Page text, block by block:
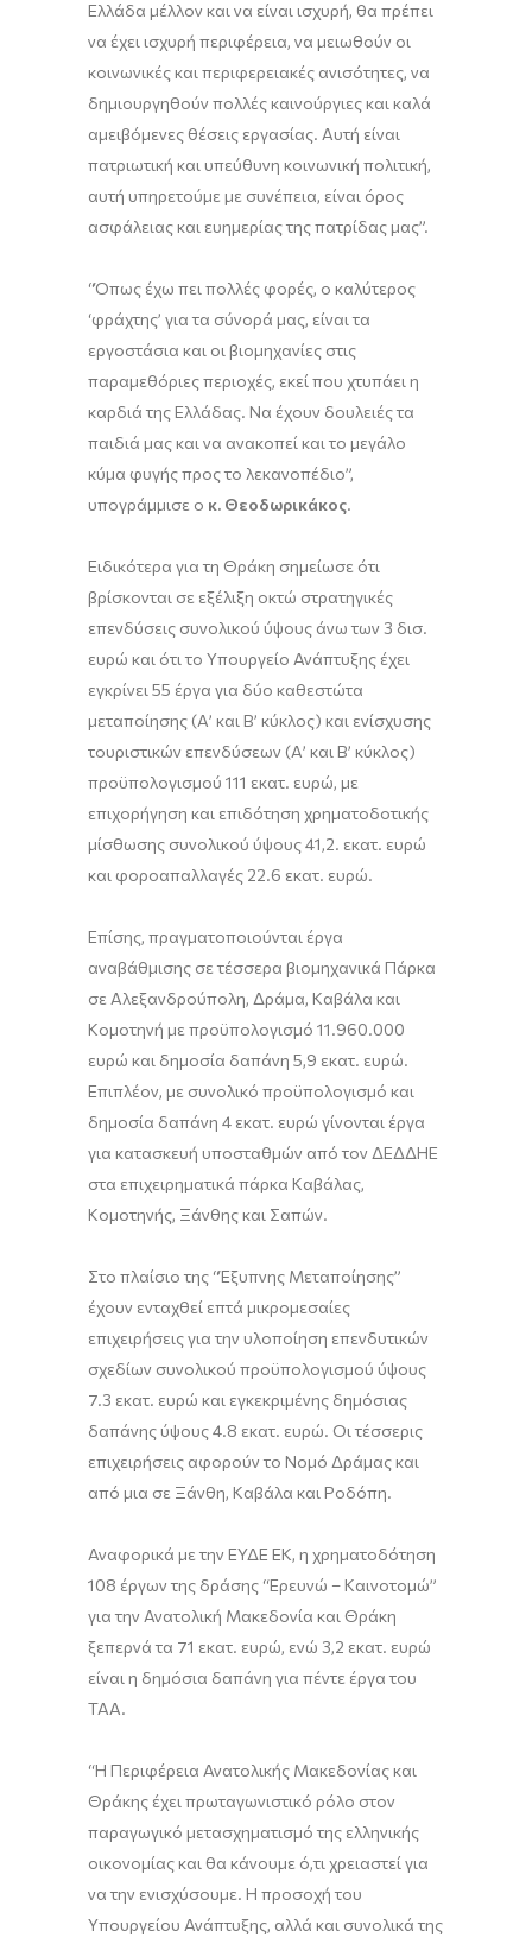
Ελλάδα μέλλον και να είναι ισχυρή, θα πρέπει
να έχει ισχυρή περιφέρεια, να μειωθούν οι
κοινωνικές και περιφερειακές ανισότητες, να
δημιουργηθούν πολλές καινούργιες και καλά
αμειβόμενες θέσεις εργασίας. Αυτή είναι
πατριωτική και υπεύθυνη κοινωνική πολιτική,
αυτή υπηρετούμε με συνέπεια, είναι όρος
ασφάλειας και ευημερίας της πατρίδας μας”.
“Όπως έχω πει πολλές φορές, ο καλύτερος
‘φράχτης’ για τα σύνορά μας, είναι τα
εργοστάσια και οι βιομηχανίες στις
παραμεθόριες περιοχές, εκεί που χτυπάει η
καρδιά της Ελλάδας. Να έχουν δουλειές τα
παιδιά μας και να ανακοπεί και το μεγάλο
κύμα φυγής προς το λεκανοπέδιο”,
υπογράμμισε ο κ. Θεοδωρικάκος.
Ειδικότερα για τη Θράκη σημείωσε ότι
βρίσκονται σε εξέλιξη οκτώ στρατηγικές
επενδύσεις συνολικού ύψους άνω των 3 δισ.
ευρώ και ότι το Υπουργείο Ανάπτυξης έχει
εγκρίνει 55 έργα για δύο καθεστώτα
μεταποίησης (Α’ και Β’ κύκλος) και ενίσχυσης
τουριστικών επενδύσεων (Α’ και Β’ κύκλος)
προϋπολογισμού 111 εκατ. ευρώ, με
επιχορήγηση και επιδότηση χρηματοδοτικής
μίσθωσης συνολικού ύψους 41,2. εκατ. ευρώ
και φοροαπαλλαγές 22.6 εκατ. ευρώ.
Επίσης, πραγματοποιούνται έργα
αναβάθμισης σε τέσσερα βιομηχανικά Πάρκα
σε Αλεξανδρούπολη, Δράμα, Καβάλα και
Κομοτηνή με προϋπολογισμό 11.960.000
ευρώ και δημοσία δαπάνη 5,9 εκατ. ευρώ.
Επιπλέον, με συνολικό προϋπολογισμό και
δημοσία δαπάνη 4 εκατ. ευρώ γίνονται έργα
για κατασκευή υποσταθμών από τον ΔΕΔΔΗΕ
στα επιχειρηματικά πάρκα Καβάλας,
Κομοτηνής, Ξάνθης και Σαπών.
Στο πλαίσιο της “Έξυπνης Μεταποίησης”
έχουν ενταχθεί επτά μικρομεσαίες
επιχειρήσεις για την υλοποίηση επενδυτικών
σχεδίων συνολικού προϋπολογισμού ύψους
7.3 εκατ. ευρώ και εγκεκριμένης δημόσιας
δαπάνης ύψους 4.8 εκατ. ευρώ. Οι τέσσερις
επιχειρήσεις αφορούν το Νομό Δράμας και
από μια σε Ξάνθη, Καβάλα και Ροδόπη.
Αναφορικά με την ΕΥΔΕ ΕΚ, η χρηματοδότηση
108 έργων της δράσης “Ερευνώ – Καινοτομώ”
για την Ανατολική Μακεδονία και Θράκη
ξεπερνά τα 71 εκατ. ευρώ, ενώ 3,2 εκατ. ευρώ
είναι η δημόσια δαπάνη για πέντε έργα του
ΤΑΑ.
“Η Περιφέρεια Ανατολικής Μακεδονίας και
Θράκης έχει πρωταγωνιστικό ρόλο στον
παραγωγικό μετασχηματισμό της ελληνικής
οικονομίας και θα κάνουμε ό,τι χρειαστεί για
να την ενισχύσουμε. Η προσοχή του
Υπουργείου Ανάπτυξης, αλλά και συνολικά της